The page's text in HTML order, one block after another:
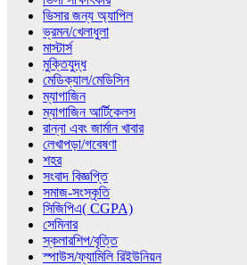
ভিসার জন্য অ্যাপিল
ভ্রমন/খেলাধুলা
মাস্টার্স
মুক্তিযুদ্ধ
মেডিক্যাল/মেডিসিন
ম্যাগাজিন
ম্যাগাজিন আর্টিকেলস
রান্না এবং জার্মান খাবার
লেখাপড়া/গবেষণা
শহর
সংবাদ বিজ্ঞপ্তি
সমাজ-সংস্কৃতি
সিজিপিএ( CGPA)
সেমিনার
স্কলারশিপ/বৃত্তি
স্পাউস/ফ্যামিলি রিইউনিয়ন